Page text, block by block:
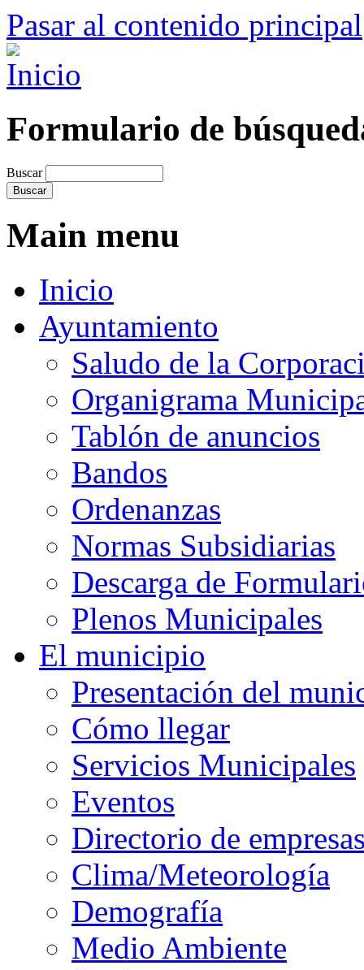
Pasar al contenido principal
Formulario de
Buscar
Main menu
Inicio
Ayuntamiento
Saludo de la
Organigrama
Tablón de anuncios
Bandos
Ordenanzas
Normas Subsidiarias
Descarga de
Plenos Municipales
El municipio
Presentación del
Cómo llegar
Servicios Municipales
Eventos
Directorio de
Clima/Meteorología
Demografía
Medio Ambiente